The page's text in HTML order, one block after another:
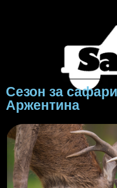
Сезон за
Аржентина